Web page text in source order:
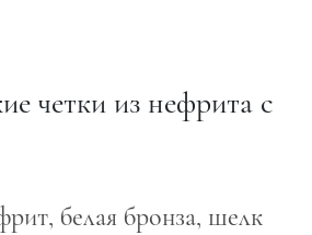
четки из нефрита с
белая бронза, шелк